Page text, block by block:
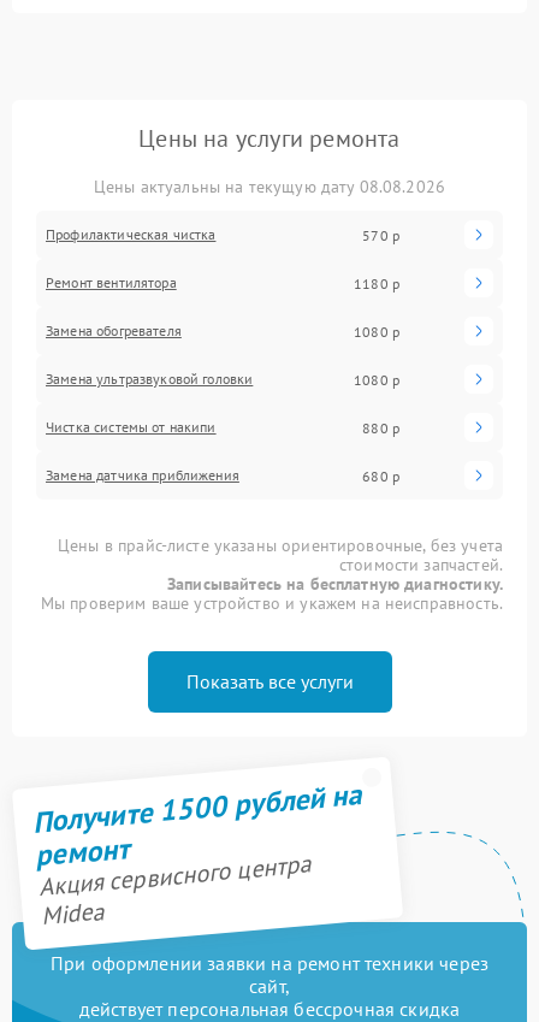
Цены на услуги ремонта
Цены актуальны на текущую дату 08.08.2026
Профилактическая чистка 570 р
Ремонт вентилятора 1180 р
Замена обогревателя 1080 р
Замена ультразвуковой головки 1080 р
Чистка системы от накипи 880 р
Замена датчика приближения 680 р
Цены в прайс-листе указаны ориентировочные, без учета
стоимости запчастей.
Записывайтесь на бесплатную диагностику.
Мы проверим ваше устройство и укажем на неисправность.
Показать все услуги
Получите 1500 рублей на
ремонт
Акция сервисного центра
Midea
При оформлении заявки на ремонт техники через
сайт,
действует персональная бессрочная скидка